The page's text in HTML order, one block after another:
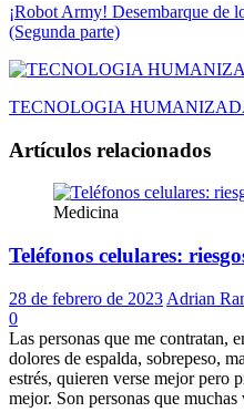
¡Robot Army! Desembarque de
(Segunda parte)
TECNOLOGIA
Artículos relacionados
Medicina
Teléfonos celulares:
28 de febrero de 2023 Adrian
0
Las personas que me contratan,
dolores de espalda, sobrepeso,
estrés, quieren verse mejor pero
mejor. Son personas que muchas